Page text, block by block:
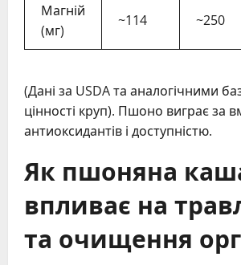
Магній
(мг)
~114 ~250
(Дані за USDA та аналогічними
цінності круп). Пшоно виграє за
антиоксидантів і доступністю.
Як пшоняна
впливає на
та очищення